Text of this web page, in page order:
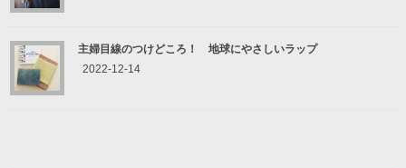
主婦目線のつけどころ！ 地球にやさしいラップ
2022-12-14